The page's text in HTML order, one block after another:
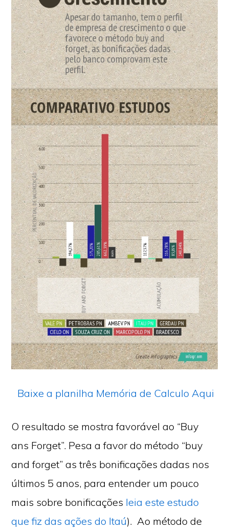
Baixe a planilha Memória de Calculo Aqui
O resultado se mostra favorável ao “Buy
ans Forget”. Pesa a favor do método “buy
and forget” as três bonificações dadas nos
últimos 5 anos, para entender um pouco
mais sobre bonificações leia este estudo
que fiz das ações do Itaú). Ao método de